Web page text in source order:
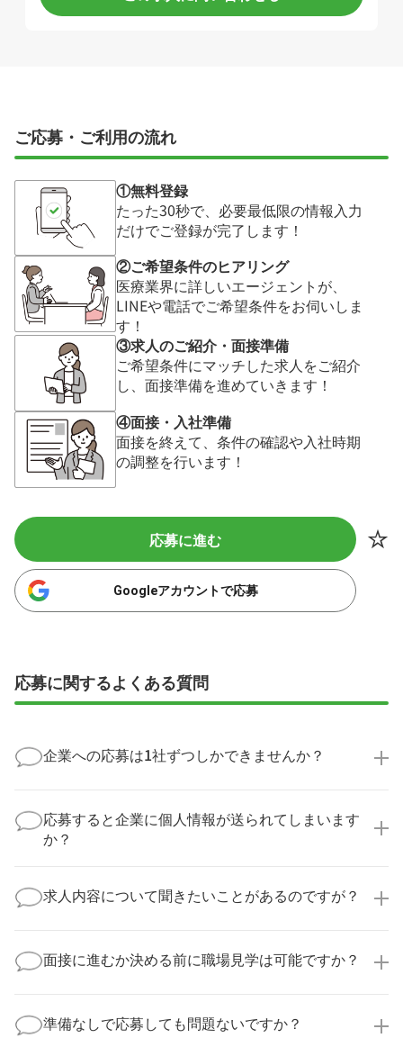
ご応募・ご利用の流れ
①無料登録
たった30秒で、必要最低限の情報入力
だけでご登録が完了します！
②ご希望条件のヒアリング
医療業界に詳しいエージェントが、
LINEや電話でご希望条件をお伺いしま
す！
③求人のご紹介・面接準備
ご希望条件にマッチした求人をご紹介
し、面接準備を進めていきます！
④面接・入社準備
面接を終えて、条件の確認や入社時期
の調整を行います！
応募に進む
Googleアカウントで応募
応募に関するよくある質問
企業への応募は1社ずつしかできませんか？
実際に医療キャリアナビを利用して転職に成功した方
の多くは、複数応募して自分に合った職場を選ばれて
います。
応募すると企業に個人情報が送られてしまいます
か？
業様に個人情報が送られることはありません！
より詳細な求人情報をご確認いただいた上で、転職希
求人内容について聞きたいことがあるのですが？
してお答えいたします。
勤務体制や職場の雰囲気、研修制度など、どんな小さ
す！
面接に進むか決める前に職場見学は可能ですか？
積極的に受け入れています。実際の職場環境や働く人
の様子を見ることで、より安心してご判断いただけま
準備なしで応募しても問題ないですか？